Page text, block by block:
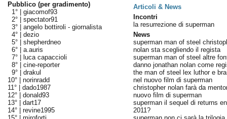
Pubblico (per gradimento)
1° | giacomof93
2° | spectator91
3° | angelo bottiroli - giornalista
4° | dezio
5° | shepherdneo
6° | a.auris
7° |
luca capaccioli
8° | cine-reporter
9° | drakul
10° | norinradd
11° | dado1987
12° | donald93
13° | dart17
14° | revine1995
Articoli & News
Incontri
la resurrezione di superman
News
superman man of steel
nolan sta scegliendo il regista
superman man of steel altre
danno jonathan nolan come
the man of steel lex luthor e
nel nuovo film di superman
christopher nolan farà da
nuovo film di superman
superman il sequel di returns
2011?